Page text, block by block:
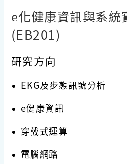
e化健康資訊與系統
(EB201)
研究方向
EKG及步態訊號分析
e健康資訊
穿戴式運算
電腦網路